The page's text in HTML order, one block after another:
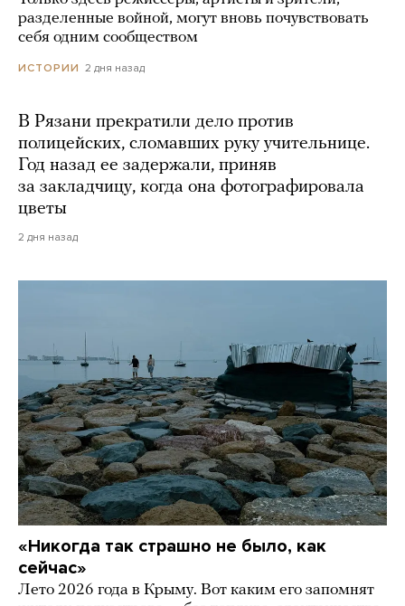
разделенные войной, могут вновь почувствовать
себя одним сообществом
ИСТОРИИ 2 дня назад
В Рязани прекратили дело против
полицейских, сломавших руку учительнице.
Год назад ее задержали, приняв
за закладчицу, когда она фотографировала
цветы
2 дня назад
«Никогда так страшно не было, как
сейчас»
Лето 2026 года в Крыму. Вот каким его запомнят